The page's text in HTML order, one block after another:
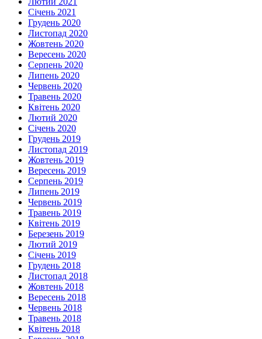
Січень 2021
Грудень 2020
Листопад 2020
Жовтень 2020
Вересень 2020
Серпень 2020
Липень 2020
Червень 2020
Травень 2020
Квітень 2020
Лютий 2020
Січень 2020
Грудень 2019
Листопад 2019
Жовтень 2019
Вересень 2019
Серпень 2019
Липень 2019
Червень 2019
Травень 2019
Квітень 2019
Березень 2019
Лютий 2019
Січень 2019
Грудень 2018
Листопад 2018
Жовтень 2018
Вересень 2018
Червень 2018
Травень 2018
Квітень 2018